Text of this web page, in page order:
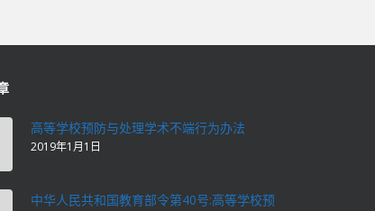
高等学校预防与处理学术不端行为办法
2019年1月1日
中华人民共和国教育部令第40号:高等学校预